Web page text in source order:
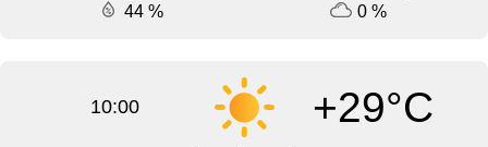
44 %
0 %
10:00 +29°C